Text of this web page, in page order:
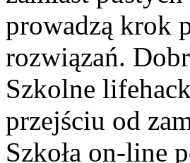
prowadzą krok
rozwiązań.
Szkolne
przejściu od
Szkoła on-line